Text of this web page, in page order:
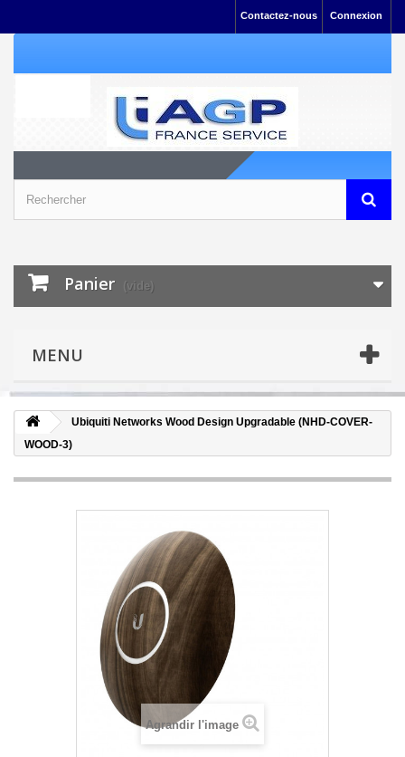
Connexion
Contactez-nous
Panier (vide)
MENU
Ubiquiti Networks Wood Design Upgradable (NHD-COVER-
WOOD-3)
Agrandir l'image